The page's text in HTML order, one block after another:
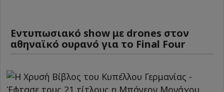
Εντυπωσιακό show με drones στον
αθηναϊκό ουρανό για το Final Four